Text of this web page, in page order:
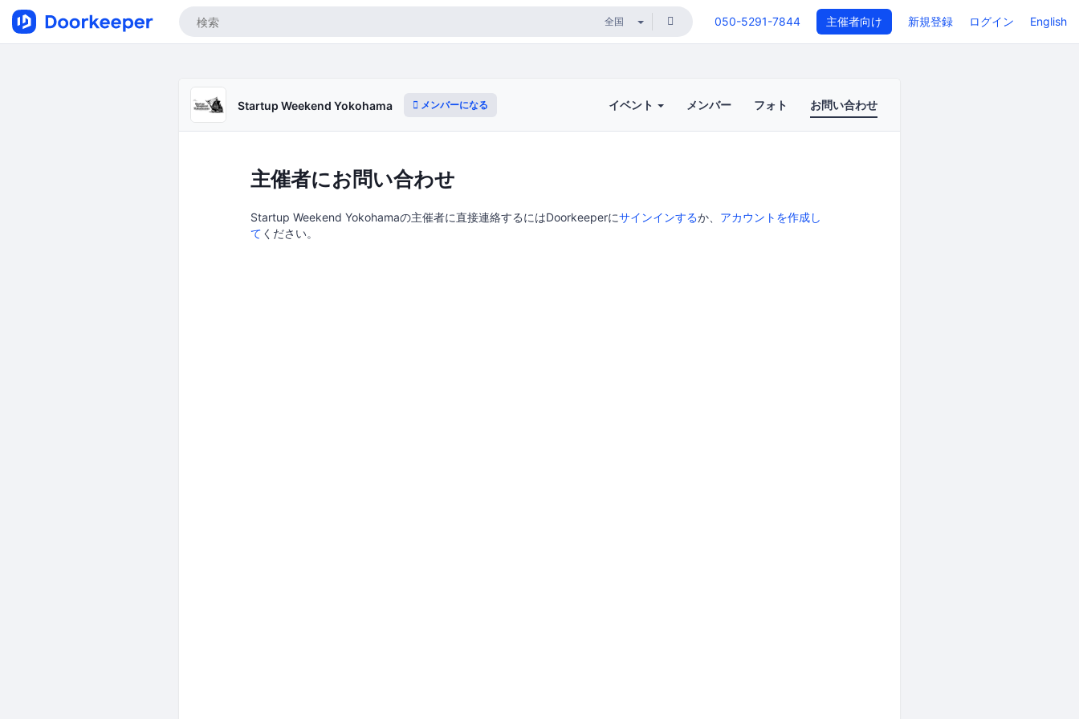
050-5291-7844 主催者向け 新規登録 ログイン English
Startup Weekend Yokohama メンバーになる イベント メンバー フォト お問い合わせ
主催者にお問い合わせ
Startup Weekend Yokohamaの主催者に直接連絡するにはDoorkeeperにサインインするか、 アカウントを作成し
て ください。